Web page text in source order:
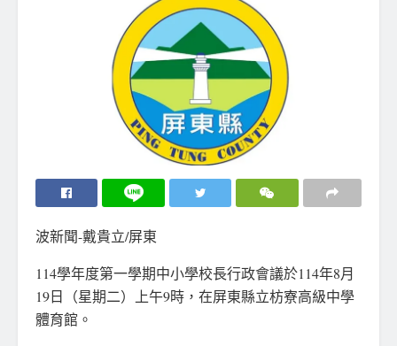
波新聞-戴貴立/屏東
114學年度第一學期中小學校長行政會議於114年8月
19日（星期二）上午9時，在屏東縣立枋寮高級中學
體育館。